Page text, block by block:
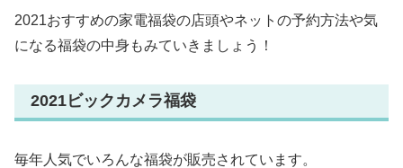
2021おすすめの家電福袋の店頭やネットの予約方法や気
になる福袋の中身もみていきましょう！
2021ビックカメラ福袋
毎年人気でいろんな福袋が販売されています。